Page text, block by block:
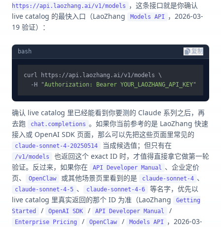
https://api.laozhang.ai/v1/models
，这条接口就是你确认
live catalog 的最快入口（LaoZhang
Models API
，2026-03-
19 验证）：
bash 复制
curl https://api.laozhang.ai/v1/models \
  -H
"Authorization: Bearer YOUR_LAOZHANG_API_KEY"
确认 live catalog 里已经能看到你要测的 Claude 系列之后，再
去跑
chat.completions 。如果你当前参考的是 LaoZhang 快速
接入或 OpenAI SDK 页面，那么可以先把这些页面里常见的
claude-sonnet-4-20250514 当成候选值；但只有在
/v1/models
也返回这个 exact ID 时，才值得直接拿它做第一轮
验证。反过来，如果你在
API Developer Manual 、企业定价
页、
OpenClaw 或其他场景页里看到的是 claude-sonnet-4 、
claude-sonnet-4-5 、 claude-sonnet-4-6
等名字，优先以
live catalog 里真实返回的那个 ID 为准（LaoZhang
Getting
Started
/ OpenAI SDK / API Developer Manual /
Enterprise Pricing / OpenClaw / Models API
，2026-03-